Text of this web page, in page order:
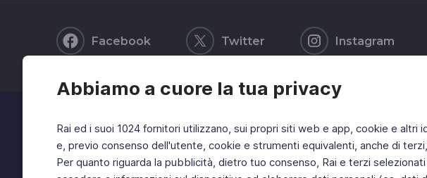
Abbiamo a cuore la tua privacy
Rai ed i suoi 1024 fornitori utilizzano, sui propri siti web e app, cookie e
e, previo consenso dell'utente, cookie e strumenti equivalenti, anche di
Per quanto riguarda la pubblicità, dietro tuo consenso, Rai e terzi
Facebook Twitter Instagram